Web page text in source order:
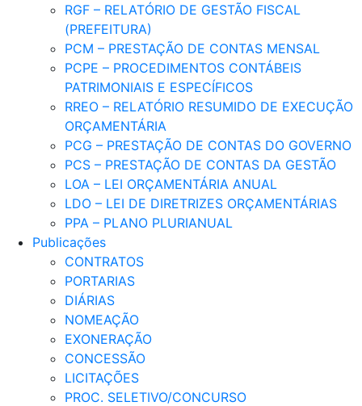
RGF – RELATÓRIO DE GESTÃO FISCAL
(PREFEITURA)
PCM – PRESTAÇÃO DE CONTAS MENSAL
PCPE – PROCEDIMENTOS CONTÁBEIS
PATRIMONIAIS E ESPECÍFICOS
RREO – RELATÓRIO RESUMIDO DE EXECUÇÃO
ORÇAMENTÁRIA
PCG – PRESTAÇÃO DE CONTAS DO GOVERNO
PCS – PRESTAÇÃO DE CONTAS DA GESTÃO
LOA – LEI ORÇAMENTÁRIA ANUAL
LDO – LEI DE DIRETRIZES ORÇAMENTÁRIAS
PPA – PLANO PLURIANUAL
Publicações
CONTRATOS
PORTARIAS
DIÁRIAS
NOMEAÇÃO
EXONERAÇÃO
CONCESSÃO
LICITAÇÕES
PROC. SELETIVO/CONCURSO